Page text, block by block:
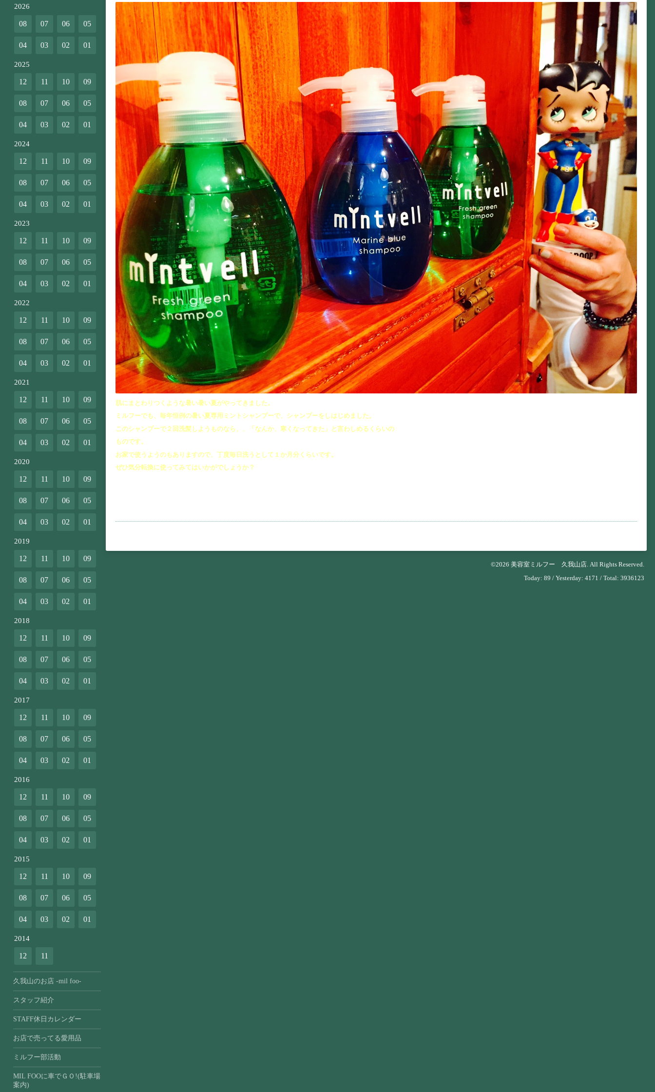
肌にまとわりつくような暑い暑い夏がやってきました。
ミルフーでも、毎年恒例の暑い夏専用ミントシャンプーで、シャンプーをしはじめました。
このシャンプーで２回洗髪しようものなら、、「なんか、寒くなってきた」と言わしめるくらいの
ものです。
お家で使うようのもありますので、丁度毎日洗うとして１か月分くらいです。
ぜひ気分転換に使ってみてはいかがでしょうか？
©2026 美容室ミルフー 久我山店 . All Rights Reserved.
Today: 89 / Yesterday: 4171 / Total: 3936123
2026
08 07 06 05
04 03 02 01
2025
12 11 10 09
08 07 06 05
04 03 02 01
2024
12 11 10 09
08 07 06 05
04 03 02 01
2023
12 11 10 09
08 07 06 05
04 03 02 01
2022
12 11 10 09
08 07 06 05
04 03 02 01
2021
12 11 10 09
08 07 06 05
04 03 02 01
2020
12 11 10 09
08 07 06 05
04 03 02 01
2019
12 11 10 09
08 07 06 05
04 03 02 01
2018
12 11 10 09
08 07 06 05
04 03 02 01
2017
12 11 10 09
08 07 06 05
04 03 02 01
2016
12 11 10 09
08 07 06 05
04 03 02 01
2015
12 11 10 09
08 07 06 05
04 03 02 01
2014
12 11
久我山のお店 -mil foo-
スタッフ紹介
STAFF休日カレンダー
お店で売ってる愛用品
ミルフー部活動
MIL FOOに車でＧＯ!(駐車場
案内)